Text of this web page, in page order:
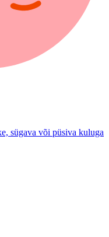
sügava või püsiva kuluga